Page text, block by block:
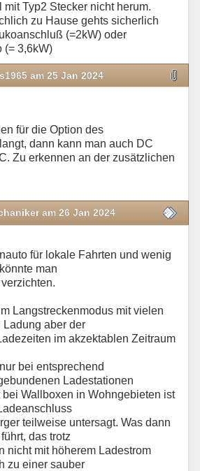
Typ2 Stecker nicht herum.
zu Hause gehts sicherlich
(=2kW) oder
(= 3,6kW)
am 25 Jan 2024
für die Option des
dann kann man auch DC
Zu erkennen an der zusätzlichen
am 26 Jan 2024
für lokale Fahrten und wenig
man
Langstreckenmodus mit vielen
Ladung aber der
im akzektablen Zeitraum
bei entsprechend
Ladestationen
Wallboxen in Wohngebieten ist
teilweise untersagt. Was dann
das trotz
nicht mit höherem Ladestrom
zu einer sauber